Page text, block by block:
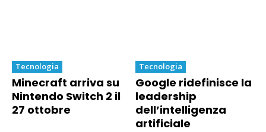
Tecnologia
Minecraft arriva su
Nintendo Switch 2 il
27 ottobre
Tecnologia
Google ridefinisce la
leadership
dell’intelligenza
artificiale